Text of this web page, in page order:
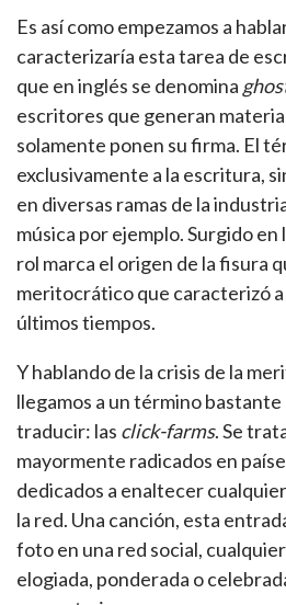
Es así como empezamos a
caracterizaría esta tarea de
que en inglés se denomina
escritores que generan
solamente ponen su firma. El
exclusivamente a la escritura,
en diversas ramas de la
música por ejemplo. Surgido en
rol marca el origen de la fisura
meritocrático que caracterizó
últimos tiempos.
Y hablando de la crisis de la
llegamos a un término
traducir: las click-farms. Se
mayormente radicados en
dedicados a enaltecer
la red. Una canción, esta
foto en una red social,
elogiada, ponderada o